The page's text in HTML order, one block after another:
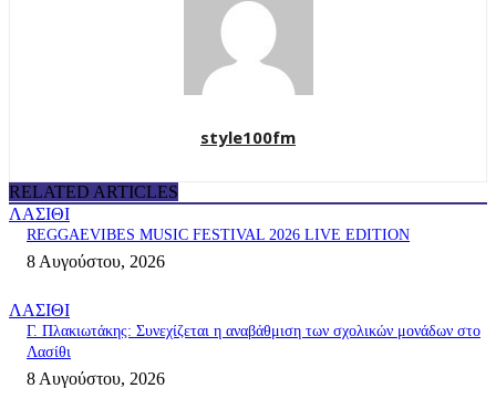
style100fm
RELATED ARTICLES
ΛΑΣΙΘΙ
REGGAEVIBES MUSIC FESTIVAL 2026 LIVE EDITION
8 Αυγούστου, 2026
ΛΑΣΙΘΙ
Γ. Πλακιωτάκης: Συνεχίζεται η αναβάθμιση των σχολικών μονάδων στο
Λασίθι
8 Αυγούστου, 2026